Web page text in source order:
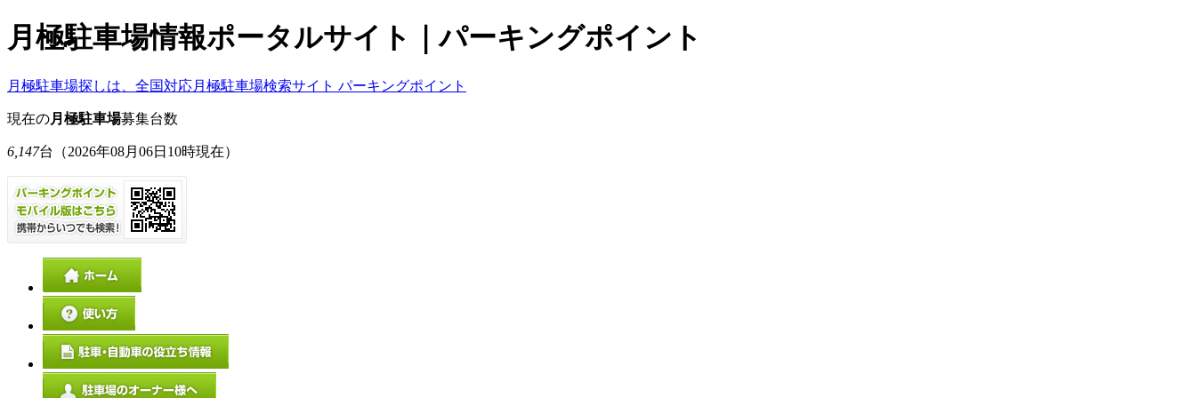
月極駐車場情報ポータルサイト｜パーキングポイント
月極駐車場探しは、全国対応月極駐車場検索サイト パーキングポイント
現在の月極駐車場募集台数
6,147台 （2026年08月06日10時現在）